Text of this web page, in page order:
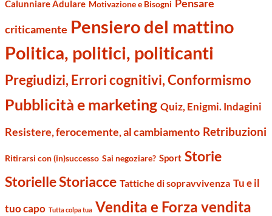
Calunniare Adulare Motivazione e Bisogni Pensare
criticamente Pensiero del mattino
Politica, politici, politicanti
Pregiudizi, Errori cognitivi, Conformismo
Pubblicità e marketing Quiz, Enigmi. Indagini
Resistere, ferocemente, al cambiamento Retribuzioni
Ritirarsi con (in)successo Sai negoziare? Sport Storie
Storielle Storiacce Tattiche di sopravvivenza Tu e il
tuo capo Tutta colpa tua Vendita e Forza vendita